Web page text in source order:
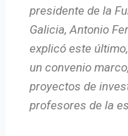
presidente de la
Galicia, Antonio
explicó este
un convenio
proyectos de
profesores de la